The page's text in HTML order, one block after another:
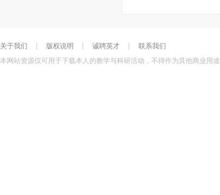
关于我们 | 版权说明 | 诚聘英才 |
联系我们
本网站资源仅可用于下载本人的教学与科研活动，不得作为其他商业用